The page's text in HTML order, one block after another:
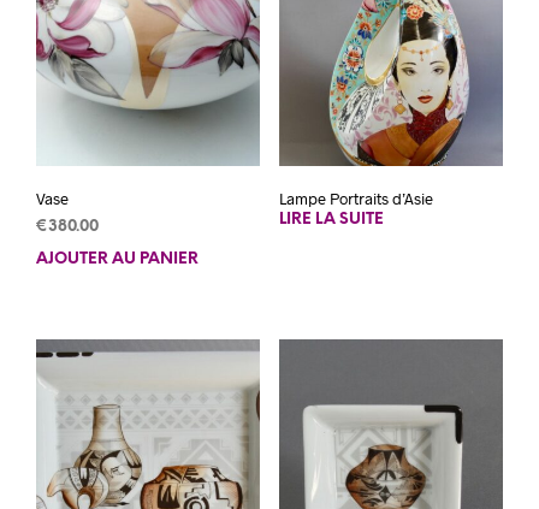
Vase
€380.00
AJOUTER AU PANIER
Lampe Portraits d’Asie
LIRE LA SUITE